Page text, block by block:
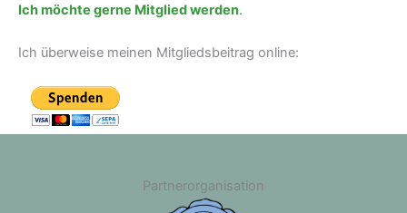
Ich möchte gerne Mitglied werden.
Ich überweise meinen Mitgliedsbeitrag online:
Partnerorganisation